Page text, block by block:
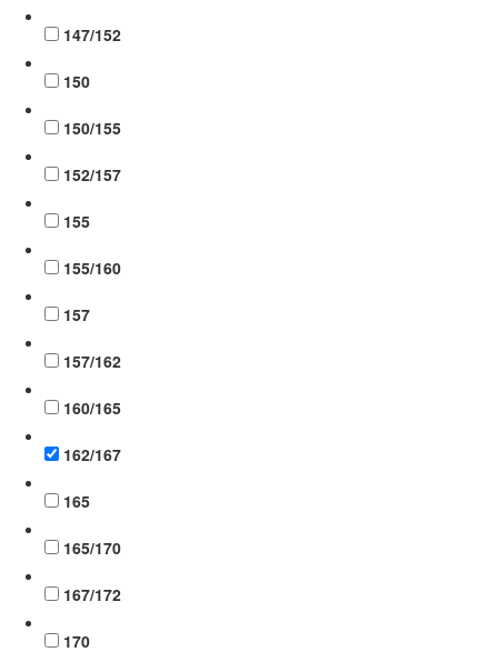
147/152
150
150/155
152/157
155
155/160
157
157/162
160/165
162/167
165
165/170
167/172
170